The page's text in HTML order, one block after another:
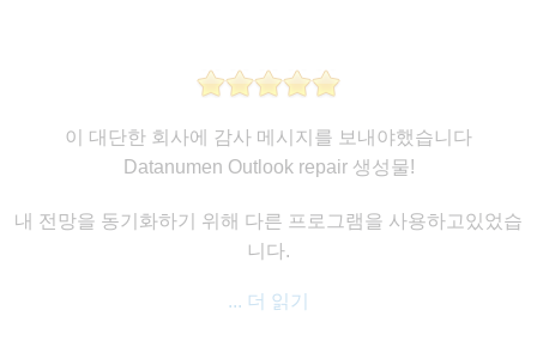
이 대단한 회사에 감사 메시지를 보내야했습니다
Datanumen Outlook repair 생성물!
내 전망을 동기화하기 위해 다른 프로그램을 사용하고있었습
니다.
... 더 읽기